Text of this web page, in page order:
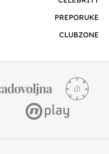
PREPORUKE
CLUBZONE